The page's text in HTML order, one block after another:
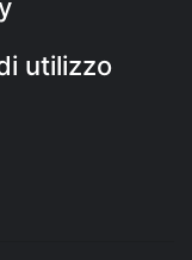
utilizzo